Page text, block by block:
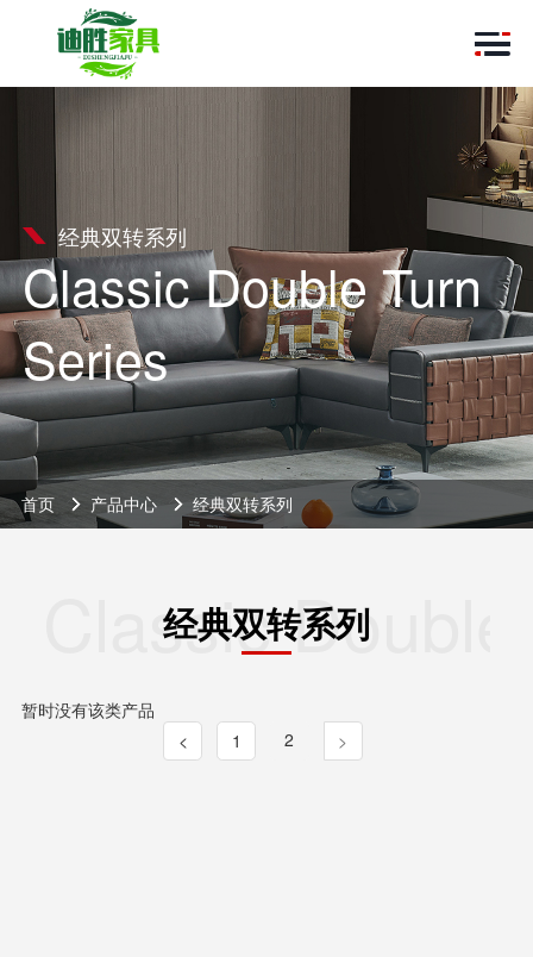
经典双转系列
Classic Double Turn
Series
首页 产品中心 经典双转系列
Classic
经典双转系列
暂时没有该类产品
<
1 2 >